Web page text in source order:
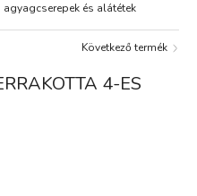
agyagcserepek és alátétek
Következő termék
4-ES